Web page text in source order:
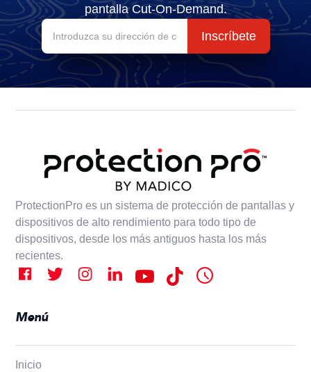
pantalla Cut-On-Demand.
ProtectionPro es un sistema de protección de pantallas y
dispositivos de alto rendimiento para todo tipo de
dispositivos, desde los más antiguos hasta los más
recientes.
Menú
Inicio